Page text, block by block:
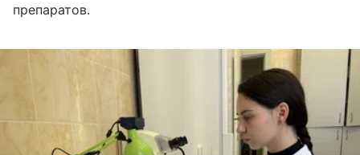
препаратов.